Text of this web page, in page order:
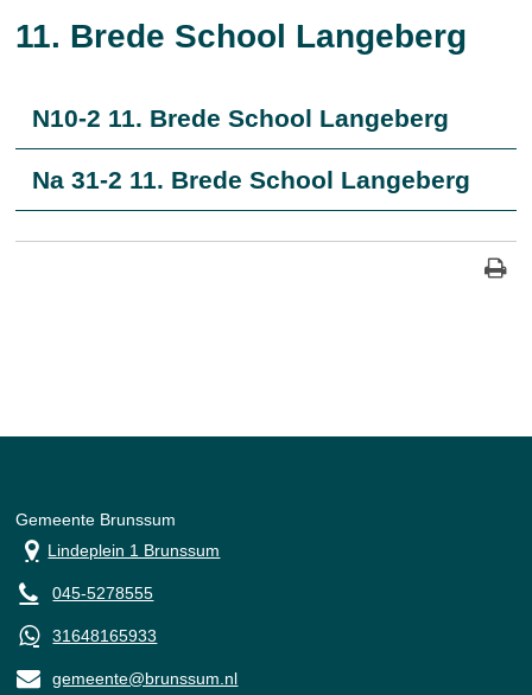
11. Brede School Langeberg
N10-2 11. Brede School Langeberg
Na 31-2 11. Brede School Langeberg
Gemeente Brunssum
Lindeplein 1 Brunssum
045-5278555
31648165933
gemeente@brunssum.nl